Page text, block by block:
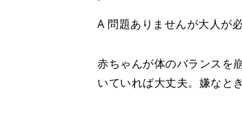
A 問題ありませんが大人が
赤ちゃんが体のバランスを
いていれば大丈夫。嫌なと